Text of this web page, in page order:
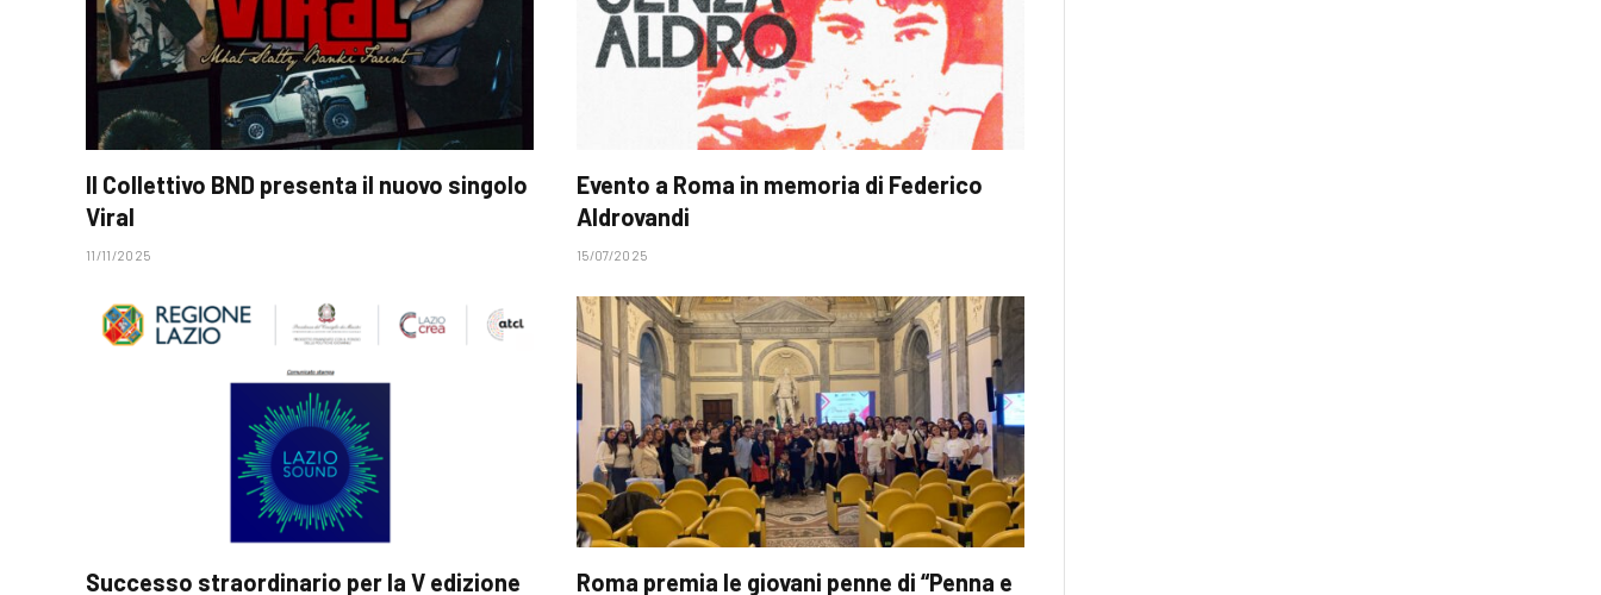
Il Collettivo BND presenta il nuovo singolo
Viral
11/11/2025
Evento a Roma in memoria di Federico
Aldrovandi
15/07/2025
Successo straordinario per la V edizione
Roma premia le giovani penne di “Penna e